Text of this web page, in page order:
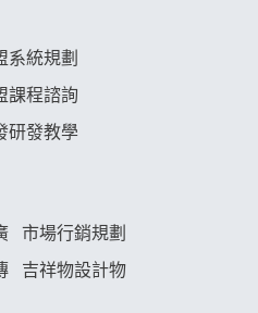
系統規劃
課程諮詢
研發教學
市場行銷規劃
吉祥物設計物